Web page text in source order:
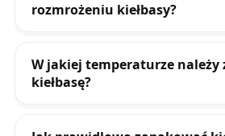
rozmrożeniu kiełbasy?
W jakiej temperaturze należy
kiełbasę?